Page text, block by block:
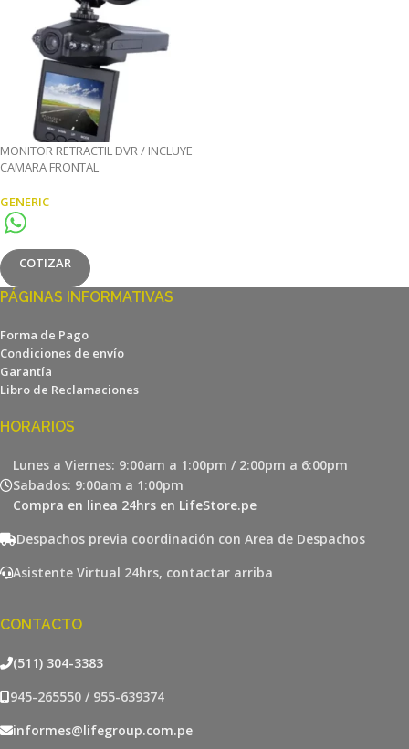
MONITOR RETRACTIL DVR / INCLUYE
CAMARA FRONTAL
GENERIC
COTIZAR
PÁGINAS INFORMATIVAS
Forma de Pago
Condiciones de envío
Garantía
Libro de Reclamaciones
HORARIOS
Lunes a Viernes: 9:00am a 1:00pm / 2:00pm a 6:00pm
Sabados: 9:00am a 1:00pm
Compra en linea 24hrs en LifeStore.pe
Despachos previa coordinación con Area de Despachos
Asistente Virtual 24hrs, contactar arriba
CONTACTO
(511) 304-3383
945-265550 / 955-639374
informes@lifegroup.com.pe